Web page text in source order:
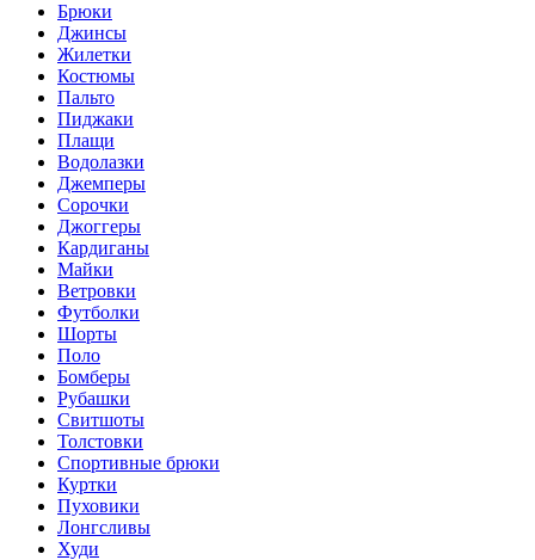
Брюки
Джинсы
Жилетки
Костюмы
Пальто
Пиджаки
Плащи
Водолазки
Джемперы
Сорочки
Джоггеры
Кардиганы
Майки
Ветровки
Футболки
Шорты
Поло
Бомберы
Рубашки
Свитшоты
Толстовки
Спортивные брюки
Куртки
Пуховики
Лонгсливы
Худи